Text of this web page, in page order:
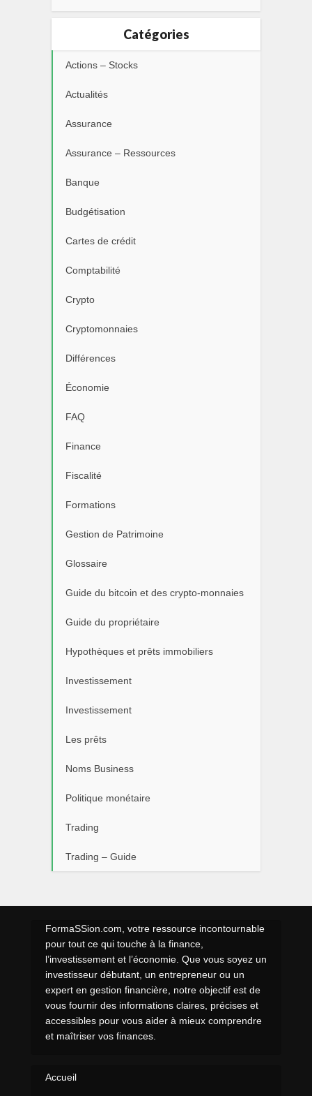
Catégories
Actions – Stocks
Actualités
Assurance
Assurance – Ressources
Banque
Budgétisation
Cartes de crédit
Comptabilité
Crypto
Cryptomonnaies
Différences
Économie
FAQ
Finance
Fiscalité
Formations
Gestion de Patrimoine
Glossaire
Guide du bitcoin et des crypto-monnaies
Guide du propriétaire
Hypothèques et prêts immobiliers
Investissement
Investissement
Les prêts
Noms Business
Politique monétaire
Trading
Trading – Guide
FormaSSion.com, votre ressource incontournable
pour tout ce qui touche à la finance,
l’investissement et l’économie. Que vous soyez un
investisseur débutant, un entrepreneur ou un
expert en gestion financière, notre objectif est de
vous fournir des informations claires, précises et
accessibles pour vous aider à mieux comprendre
et maîtriser vos finances.
Accueil